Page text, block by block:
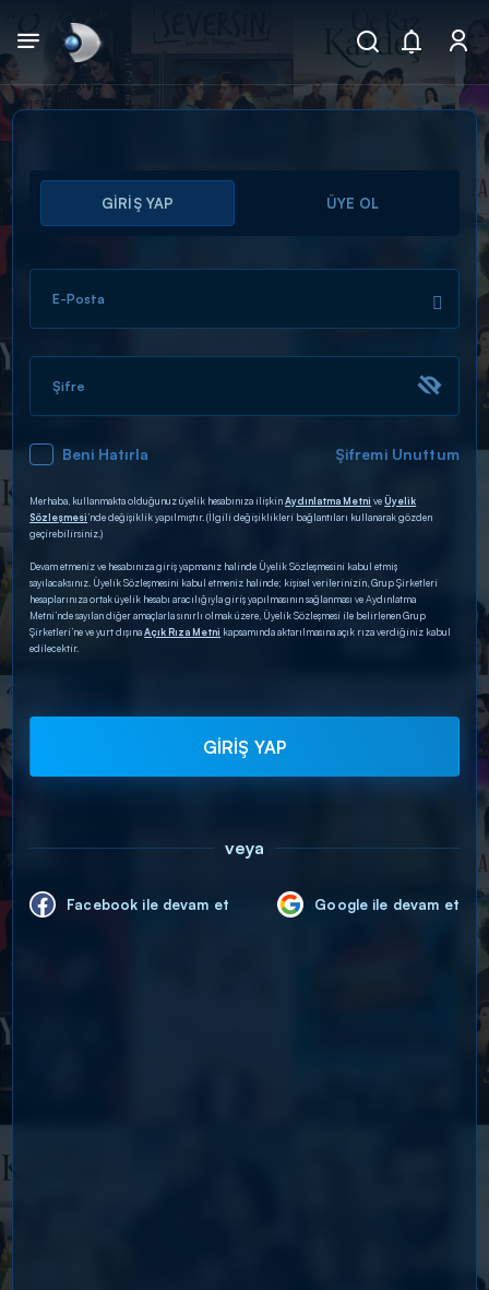
Arama
ARAMA SONUÇLARI
DİĞER SONUÇLAR
GİRİŞ YAP ÜYE OL
E-Posta
Şifre
Beni Hatırla Şifremi Unuttum
Merhaba, kullanmakta olduğunuz üyelik hesabınıza ilişkinAydınlatma Metni veÜyelik
Sözleşmesi’nde değişiklik yapılmıştır. (İlgili değişiklikleri bağlantıları kullanarak gözden
geçirebilirsiniz.)
Devam etmeniz ve hesabınıza giriş yapmanız halinde Üyelik Sözleşmesini kabul etmiş
sayılacaksınız. Üyelik Sözleşmesini kabul etmeniz halinde; kişisel verilerinizin, Grup Şirketleri
hesaplarınıza ortak üyelik hesabı aracılığıyla giriş yapılmasının sağlanması ve Aydınlatma
Metni’nde sayılan diğer amaçlarla sınırlı olmak üzere, Üyelik Sözleşmesi ile belirlenen Grup
Şirketleri’ne ve yurt dışınaAçık Rıza Metni kapsamında aktarılmasına açık rıza verdiğiniz kabul
edilecektir.
GİRİŞ YAP
veya
Facebook ile devam et Google ile devam et